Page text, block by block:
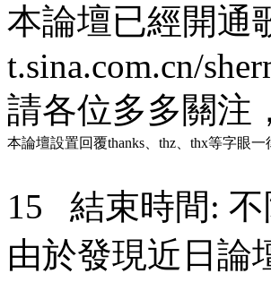
本論壇已經開通
t.sina.com.cn/
請各位多多關注
本論壇設置回覆thanks、thz、thx等字眼
15 結束時間: 不
由於發現近日論